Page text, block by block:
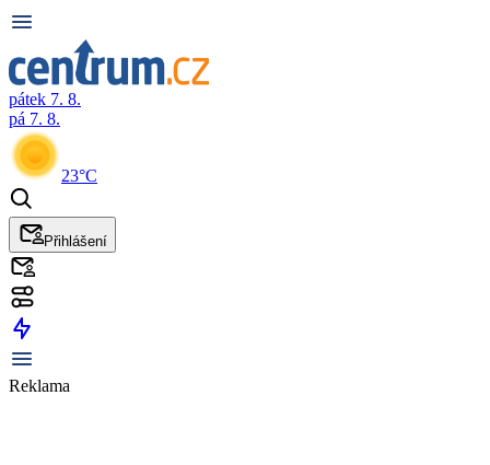
pátek 7. 8.
pá 7. 8.
23°C
Přihlášení
Reklama